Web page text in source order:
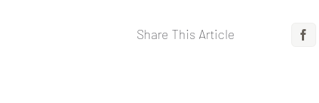
Share This Article